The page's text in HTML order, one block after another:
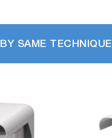
BY SAME TECHNIQUE